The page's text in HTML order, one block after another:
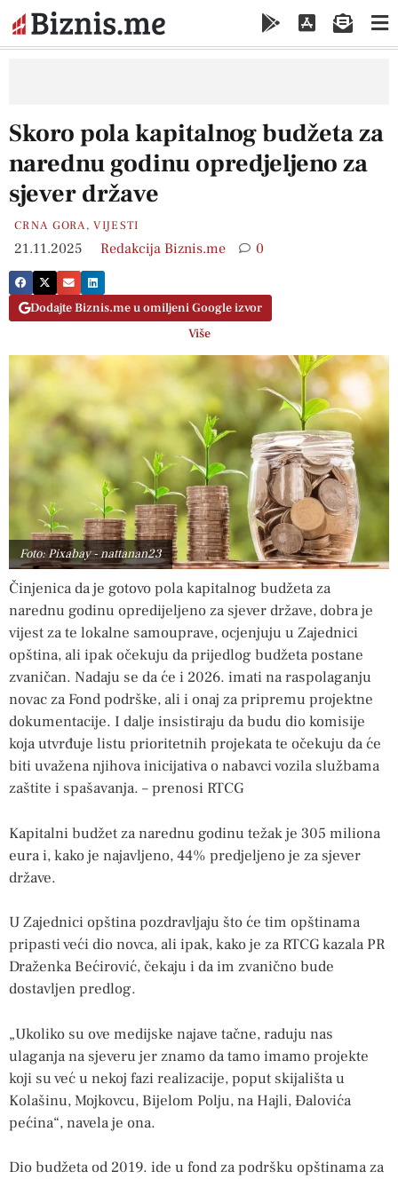
Skoro pola kapitalnog budžeta za
narednu godinu opredjeljeno za
sjever države
CRNA GORA,VIJESTI
21.11.2025 Redakcija Biznis.me 0
Dodajte Biznis.me u omiljeni Google izvor
Više
Foto: Pixabay - nattanan23
Činjenica da je gotovo pola kapitalnog budžeta za
narednu godinu opredijeljeno za sjever države, dobra je
vijest za te lokalne samouprave, ocjenjuju u Zajednici
opština, ali ipak očekuju da prijedlog budžeta postane
zvaničan. Nadaju se da će i 2026. imati na raspolaganju
novac za Fond podrške, ali i onaj za pripremu projektne
dokumentacije. I dalje insistiraju da budu dio komisije
koja utvrđuje listu prioritetnih projekata te očekuju da će
biti uvažena njihova inicijativa o nabavci vozila službama
zaštite i spašavanja. – prenosi RTCG
Kapitalni budžet za narednu godinu težak je 305 miliona
eura i, kako je najavljeno, 44% predjeljeno je za sjever
države.
U Zajednici opština pozdravljaju što će tim opštinama
pripasti veći dio novca, ali ipak, kako je za RTCG kazala PR
Draženka Bećirović, čekaju i da im zvanično bude
dostavljen predlog.
„Ukoliko su ove medijske najave tačne, raduju nas
ulaganja na sjeveru jer znamo da tamo imamo projekte
koji su već u nekoj fazi realizacije, poput skijališta u
Kolašinu, Mojkovcu, Bijelom Polju, na Hajli, Đalovića
pećina“, navela je ona.
Dio budžeta od 2019. ide u fond za podršku opštinama za